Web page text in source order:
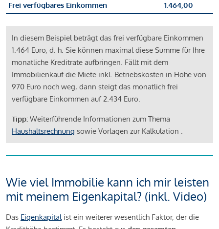
Frei verfügbares Einkommen 1.464,00
In diesem Beispiel beträgt das frei verfügbare Einkommen
1.464 Euro, d. h. Sie können maximal diese Summe für Ihre
monatliche Kreditrate aufbringen. Fällt mit dem
Immobilienkauf die Miete inkl. Betriebskosten in Höhe von
970 Euro noch weg, dann steigt das monatlich frei
verfügbare Einkommen auf 2.434 Euro.
Tipp: Weiterführende Informationen zum Thema
Haushaltsrechnung sowie Vorlagen zur Kalkulation .
Wie viel Immobilie kann ich mir leisten
mit meinem Eigenkapital? (inkl. Video)
Das Eigenkapitalist ein weiterer wesentlich Faktor, der die